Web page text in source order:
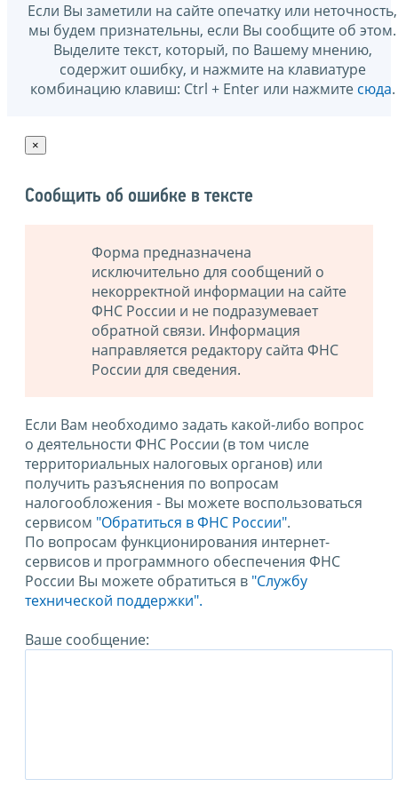
Если Вы заметили на сайте опечатку или неточность,
мы будем признательны, если Вы сообщите об этом.
Выделите текст, который, по Вашему мнению,
содержит ошибку, и нажмите на клавиатуре
комбинацию клавиш: Ctrl + Enter или нажмите сюда.
×
Сообщить об ошибке в тексте
Форма предназначена
исключительно для сообщений о
некорректной информации на сайте
ФНС России и не подразумевает
обратной связи. Информация
направляется редактору сайта ФНС
России для сведения.
Если Вам необходимо задать какой-либо вопрос
о деятельности ФНС России (в том числе
территориальных налоговых органов) или
получить разъяснения по вопросам
налогообложения - Вы можете воспользоваться
сервисом "Обратиться в ФНС России".
По вопросам функционирования интернет-
сервисов и программного обеспечения ФНС
России Вы можете обратиться в "Службу
технической поддержки".
Ваше сообщение: